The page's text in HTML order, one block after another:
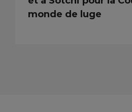
monde de luge